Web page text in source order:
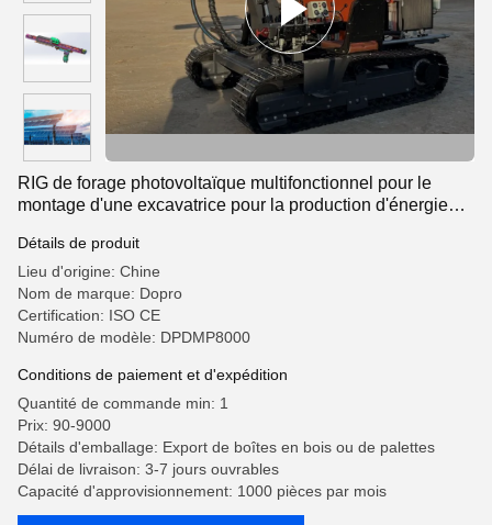
RIG de forage photovoltaïque multifonctionnel pour le
montage d'une excavatrice pour la production d'énergie
Détails de produit
Lieu d'origine: Chine
Nom de marque: Dopro
Certification: ISO CE
Numéro de modèle: DPDMP8000
Conditions de paiement et d'expédition
Quantité de commande min: 1
Prix: 90-9000
Détails d'emballage: Export de boîtes en bois ou de palettes
Délai de livraison: 3-7 jours ouvrables
Capacité d'approvisionnement: 1000 pièces par mois